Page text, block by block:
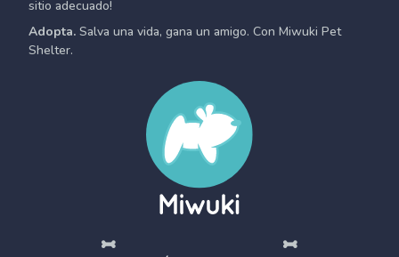
sitio adecuado!
Adopta. Salva una vida, gana un amigo. Con Miwuki Pet
Shelter.